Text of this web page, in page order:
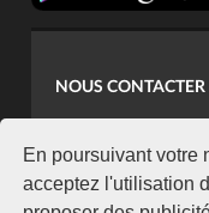
En poursuivant votre
acceptez l'utilisation
NOUS CONTACTER
+225 07 08